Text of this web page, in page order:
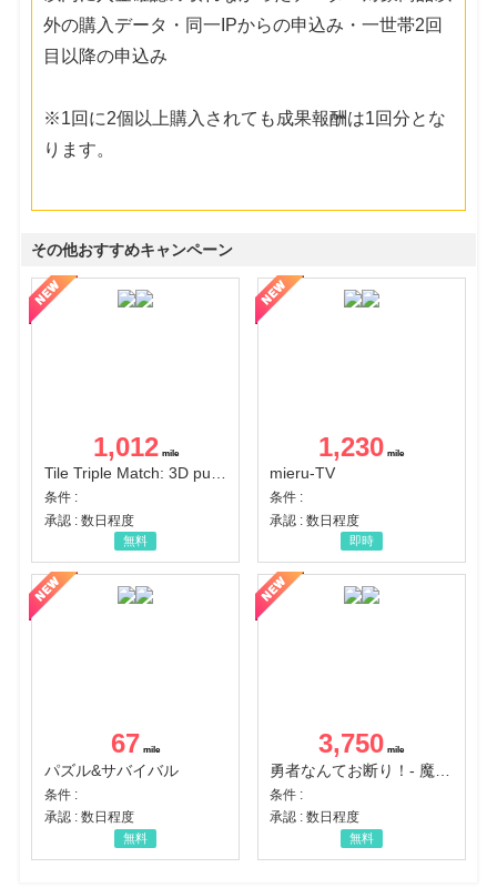
外の購入データ・同一IPからの申込み・一世帯2回
目以降の申込み
※1回に2個以上購入されても成果報酬は1回分とな
ります。
その他おすすめキャンペーン
1,012
Tile Triple Match: 3D puzzle
条件 :
承認 : 数日程度
無料
1,230
mieru-TV
条件 :
承認 : 数日程度
即時
67
パズル&サバイバル
条件 :
承認 : 数日程度
無料
3,750
条件 :
承認 : 数日程度
無料